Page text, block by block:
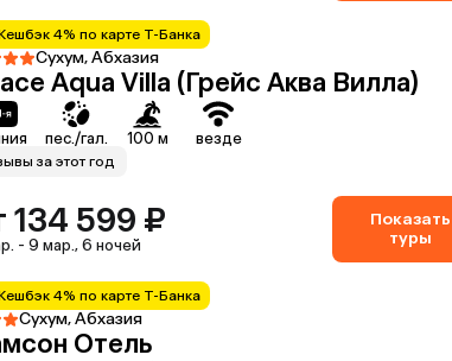
4% по карте Т-Банка
Сухум, Абхазия
Aqua Villa (Грейс Аква Вилла)
пес./гал. 100 м везде
за этот год
134 599 ₽
- 9 мар., 6 ночей
Показать
туры
4% по карте Т-Банка
Сухум, Абхазия
Отель